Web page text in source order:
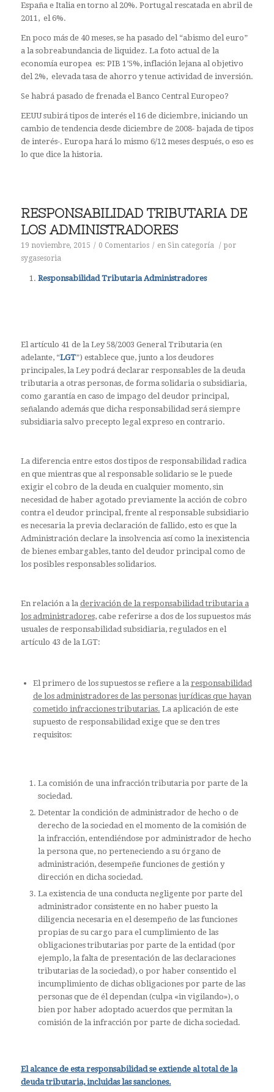
España e Italia en torno al 20%. Portugal rescatada en abril de
2011, el 6%.
En poco más de 40 meses, se ha pasado del “abismo del euro”
a la sobreabundancia de liquidez. La foto actual de la
economía europea es: PIB 1’5%, inflación lejana al objetivo
del 2%, elevada tasa de ahorro y tenue actividad de inversión.
Se habrá pasado de frenada el Banco Central Europeo?
EEUU subirá tipos de interés el 16 de diciembre, iniciando un
cambio de tendencia desde diciembre de 2008- bajada de tipos
de interés-. Europa hará lo mismo 6/12 meses después, o eso es
lo que dice la historia.
RESPONSABILIDAD TRIBUTARIA DE
LOS ADMINISTRADORES
19 noviembre, 2015 / 0 Comentarios / en Sin categoría / por
sygasesoria
Responsabilidad Tributaria Administradores
El artículo 41 de la Ley 58/2003 General Tributaria (en
adelante, “LGT”) establece que, junto a los deudores
principales, la Ley podrá declarar responsables de la deuda
tributaria a otras personas, de forma solidaria o subsidiaria,
como garantía en caso de impago del deudor principal,
señalando además que dicha responsabilidad será siempre
subsidiaria salvo precepto legal expreso en contrario.
La diferencia entre estos dos tipos de responsabilidad radica
en que mientras que al responsable solidario se le puede
exigir el cobro de la deuda en cualquier momento, sin
necesidad de haber agotado previamente la acción de cobro
contra el deudor principal, frente al responsable subsidiario
es necesaria la previa declaración de fallido, esto es que la
Administración declare la insolvencia así como la inexistencia
de bienes embargables, tanto del deudor principal como de
los posibles responsables solidarios.
En relación a la derivación de la responsabilidad tributaria a
los administradores, cabe referirse a dos de los supuestos más
usuales de responsabilidad subsidiaria, regulados en el
artículo 43 de la LGT:
El primero de los supuestos se refiere a la responsabilidad
de los administradores de las personas jurídicas que hayan
cometido infracciones tributarias. La aplicación de este
supuesto de responsabilidad exige que se den tres
requisitos:
La comisión de una infracción tributaria por parte de la
sociedad.
Detentar la condición de administrador de hecho o de
derecho de la sociedad en el momento de la comisión de
la infracción, entendiéndose por administrador de hecho
la persona que, no perteneciendo a su órgano de
administración, desempeñe funciones de gestión y
dirección en dicha sociedad.
La existencia de una conducta negligente por parte del
administrador consistente en no haber puesto la
diligencia necesaria en el desempeño de las funciones
propias de su cargo para el cumplimiento de las
obligaciones tributarias por parte de la entidad (por
ejemplo, la falta de presentación de las declaraciones
tributarias de la sociedad), o por haber consentido el
incumplimiento de dichas obligaciones por parte de las
personas que de él dependan (culpa «in vigilando»), o
bien por haber adoptado acuerdos que permitan la
comisión de la infracción por parte de dicha sociedad.
El alcance de esta responsabilidad se extiende al total de la
deuda tributaria, incluidas las sanciones.